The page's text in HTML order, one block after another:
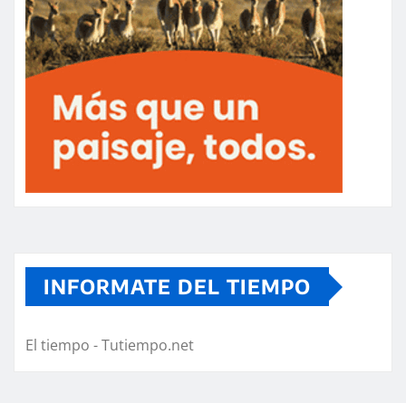
INFORMATE DEL TIEMPO
El tiempo - Tutiempo.net